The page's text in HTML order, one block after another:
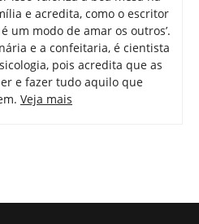
e acredita, como o escritor
um modo de amar os outros’.
e a confeitaria, é cientista
pois acredita que as
e fazer tudo aquilo que
Veja mais